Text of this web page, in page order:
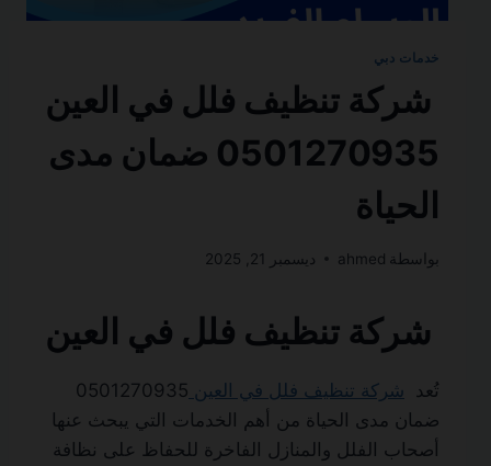
خدمات دبي
شركة تنظيف فلل في العين
0501270935 ضمان مدى
الحياة
بواسطة ahmed ديسمبر 21, 2025
شركة تنظيف فلل في العين
تُعد شركة تنظيف فلل في العين 0501270935
ضمان مدى الحياة من أهم الخدمات التي يبحث عنها
أصحاب الفلل والمنازل الفاخرة للحفاظ على نظافة